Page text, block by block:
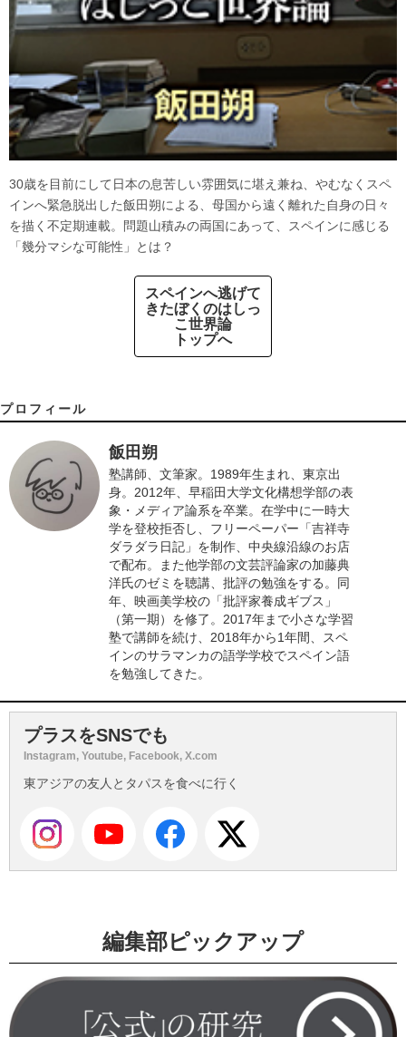
30歳を目前にして日本の息苦しい雰囲気に堪え兼ね、やむなくスペ
インへ緊急脱出した飯田朔による、母国から遠く離れた自身の日々
を描く不定期連載。問題山積みの両国にあって、スペインに感じる
「幾分マシな可能性」とは？
スペインへ逃げて
きたぼくのはしっ
こ世界論
トップへ
プロフィール
飯田朔
塾講師、文筆家。1989年生まれ、東京出
身。2012年、早稲田大学文化構想学部の表
象・メディア論系を卒業。在学中に一時大
学を登校拒否し、フリーペーパー「吉祥寺
ダラダラ日記」を制作、中央線沿線のお店
で配布。また他学部の文芸評論家の加藤典
洋氏のゼミを聴講、批評の勉強をする。同
年、映画美学校の「批評家養成ギブス」
（第一期）を修了。2017年まで小さな学習
塾で講師を続け、2018年から1年間、スペ
インのサラマンカの語学学校でスペイン語
を勉強してきた。
プラスをSNSでも
Instagram, Youtube, Facebook, X.com
東アジアの友人とタパスを食べに行く
編集部ピックアップ